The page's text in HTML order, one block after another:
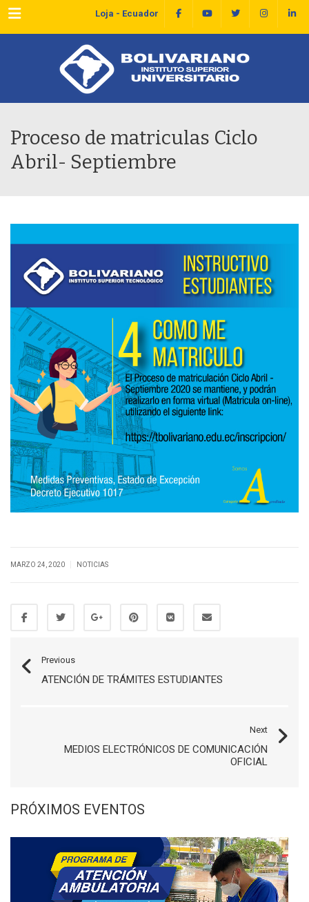
Menu Loja - Ecuador
Proceso de matriculas Ciclo
Abril- Septiembre
MARZO 24, 2020 NOTICIAS
Previous
ATENCIÓN DE TRÁMITES ESTUDIANTES
Next
MEDIOS ELECTRÓNICOS DE COMUNICACIÓN
OFICIAL
PRÓXIMOS EVENTOS